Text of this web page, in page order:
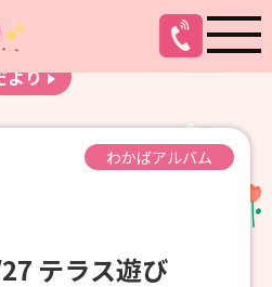
ルバム
より
わかばアルバム
テラス遊び